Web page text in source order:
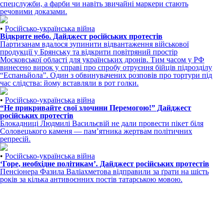
спецслужби, а фарби чи навіть звичайні маркери стають
речовими доказами.
• Російсько-українська війна
Відкрите небо. Дайджест російських протестів
Партизанам вдалося зупинити відвантаження військової
продукції у Брянську та відкрити повітряний простір
Московської області для українських дронів. Тим часом у РФ
винесено вирок у справі про спробу отруєння бійців підрозділу
“Еспаньйола”. Один з обвинувачених розповів про тортури під
час слідства: йому вставляли в рот голки.
• Російсько-українська війна
“Не прикривайте свої злочини Перемогою!” Дайджест
російських протестів
Блокадниці Людмилі Васильєвій не дали провести пікет біля
Соловецького каменя — пам’ятника жертвам політичних
репресій.
• Російсько-українська війна
‘Горе, необхідне політикам’. Дайджест російських протестів
Пенсіонера Фазила Валіахметова відправили за ґрати на шість
років за кілька антивоєнних постів татарською мовою.